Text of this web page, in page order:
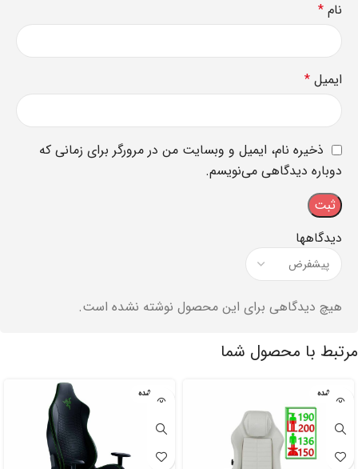
دیدگاهها
هیچ دیدگاهی برای این محصول نوشته نشده است.
نام *
ایمیل *
ذخیره نام، ایمیل و وبسایت من در مرورگر برای زمانی که
دوباره دیدگاهی می‌نویسم.
مرتبط با محصول شما
تمام شده تمام شده